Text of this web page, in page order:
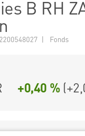
B RH
| Fonds
+0,40 % (